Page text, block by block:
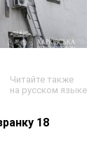
Читайте также
на русском языке
18